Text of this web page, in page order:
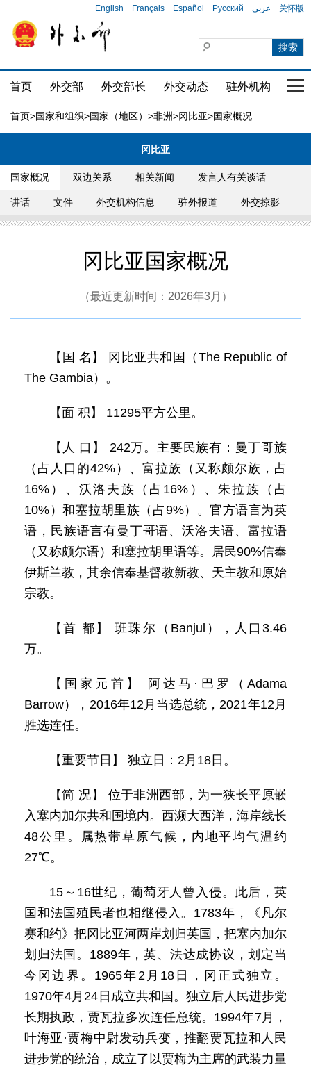
English Français Español Русский عربي 关怀版
首页 外交部 外交部长 外交动态 驻外机构 国
首页>国家和组织>国家（地区） >非洲>冈比亚>国家概况
冈比亚
国家概况 双边关系 相关新闻 发言人有关谈话
讲话 文件 外交机构信息 驻外报道 外交掠影
冈比亚国家概况
（最近更新时间：2026年3月）
【国 名】 冈比亚共和国（The Republic of
The Gambia）。
【面 积】 11295平方公里。
【人 口】 242万。主要民族有：曼丁哥族
（占人口的42%）、富拉族（又称颇尔族，占
16%）、沃洛夫族（占16%）、朱拉族（占
10%）和塞拉胡里族（占9%）。官方语言为英
语，民族语言有曼丁哥语、沃洛夫语、富拉语
（又称颇尔语）和塞拉胡里语等。居民90%信奉
伊斯兰教，其余信奉基督教新教、天主教和原始
宗教。
【首 都】 班珠尔（Banjul），人口3.46
万。
【国家元首】 阿达马·巴罗（Adama
Barrow），2016年12月当选总统，2021年12月
胜选连任。
【重要节日】 独立日：2月18日。
【简 况】 位于非洲西部，为一狭长平原嵌
入塞内加尔共和国境内。西濒大西洋，海岸线长
48公里。属热带草原气候，内地平均气温约
27℃。
15～16世纪，葡萄牙人曾入侵。此后，英
国和法国殖民者也相继侵入。1783年，《凡尔
赛和约》把冈比亚河两岸划归英国，把塞内加尔
划归法国。1889年，英、法达成协议，划定当
今冈边界。1965年2月18日，冈正式独立。
1970年4月24日成立共和国。独立后人民进步党
长期执政，贾瓦拉多次连任总统。1994年7月，
叶海亚·贾梅中尉发动兵变，推翻贾瓦拉和人民
进步党的统治，成立了以贾梅为主席的武装力量